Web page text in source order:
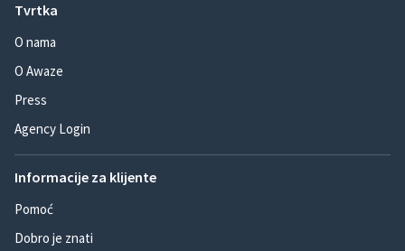
Tvrtka
O nama
O Awaze
Press
Agency Login
Informacije za klijente
Pomoć
Dobro je znati